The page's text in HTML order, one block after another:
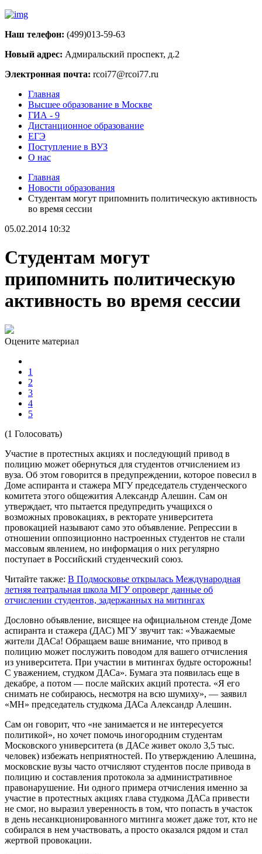
Наш телефон: (499)013-59-63
Новый адрес: Адмиральский проспект, д.2
Электронная почта: rcoi77@rcoi77.ru
Главная
Высшее образование в Москве
ГИА - 9
Дистанционное образование
ЕГЭ
Поступление в ВУЗ
О нас
Главная
Новости образования
Студентам могут припомнить политическую активность
во время сессии
05.02.2014 10:32
Студентам могут
припомнить политическую
активность во время сессии
Оцените материал
1
2
3
4
5
(1 Голосовать)
Участие в протестных акциях и последующий привод в
полицию может обернуться для студентов отчислением из
вуза. Об этом говорится в предупреждении, которое повесил в
Доме аспиранта и стажера МГУ председатель студенческого
комитета этого общежития Александр Алешин. Сам он
утверждает, что пытается предупредить учащихся о
возможных провокациях, в ректорате университета
провокацией называют само это объявление. Репрессии в
отношении оппозиционно настроенных студентов не стали
массовым явлением, но информация о них регулярно
поступает в Российский студенческий союз.
Читайте также: В Подмосковье открылась Международная
летняя театральная школа МГУ опроверг данные об
отчислении студентов, задержанных на митингах
Дословно объявление, висящее на официальном стенде Доме
аспиранта и стажера (ДАС) МГУ звучит так: «Уважаемые
жители ДАСа! Обращаем ваше внимание, что привод в
полицию может послужить поводом для вашего отчисления
из университета. При участии в митингах будьте осторожны!
С уважением, студком ДАСа». Бумага эта появилась еще в
декабре, а потом — после майских акций протеста. «Я его
снимать не собираюсь, несмотря на всю шумиху», — заявил
«МН» председатель студкома ДАСа Александр Алешин.
Сам он говорит, что «не занимается и не интересуется
политикой», но хочет помочь иногородним студентам
Московского университета (в ДАСе живет около 3,5 тыс.
человек) избежать неприятностей. По утверждению Алешина,
московские вузы часто отчисляют студентов после привода в
полицию и составления протокола за административное
правонарушение. Ни одного примера отчисления именно за
участие в протестных акциях глава студкома ДАСа привести
не смог, но выразил уверенность в том, что попасть в участок
в день несанкционированного митинга может даже тот, кто не
собирался в нем участвовать, а просто оказался рядом и стал
жертвой провокации.